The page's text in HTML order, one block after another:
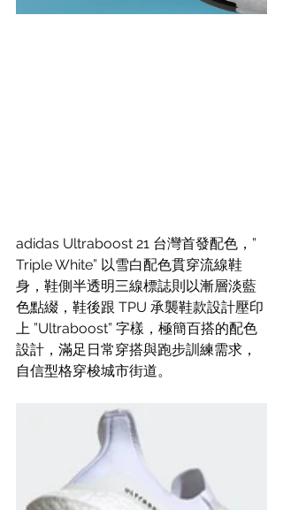
adidas Ultraboost 21 台灣首發配色，”
Triple White” 以雪白配色貫穿流線鞋
身，鞋側半透明三線標誌則以漸層淡藍
色點綴，鞋後跟 TPU 承襲鞋款設計壓印
上 ”Ultraboost” 字樣，極簡百搭的配色
設計，滿足日常穿搭與跑步訓練需求，
自信型格穿梭城市街道。